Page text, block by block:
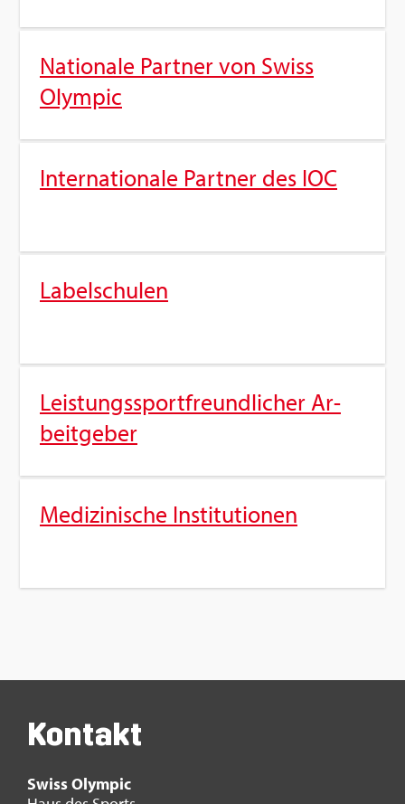
Na­tio­na­le Part­ner von Swiss
Olym­pic
In­ter­na­tio­na­le Part­ner des IOC
La­bel­schu­len
Leis­tungs­sport­freund­li­cher Ar­
beit­ge­ber
Me­di­zi­ni­sche In­sti­tu­tio­nen
Kon­takt
Swiss Olym­pic